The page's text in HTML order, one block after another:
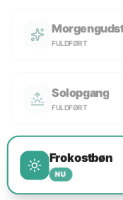
FULDFØRT
Solopgang
FULDFØRT
Frokostbøn
NU